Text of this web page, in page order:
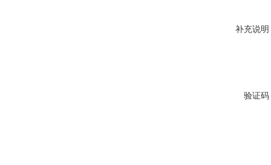
补充说明
验证码